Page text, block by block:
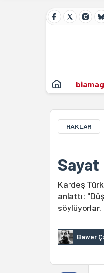
biamag
HAKLAR
Sayat
Kardeş
anlattı:
Bawer